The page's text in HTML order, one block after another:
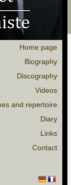
Home page
Biography
Discography
Videos
and repertoire
Diary
Links
Contact